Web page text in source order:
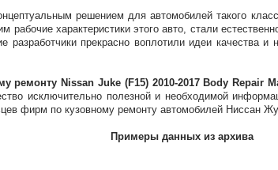
решением для автомобилей такого
рабочие характеристики этого авто, стали
разработчики прекрасно воплотили идеи качества и
ремонту Nissan Juke (F15) 2010-2017 Body Repair
исключительно полезной и необходимой
фирм по кузовному ремонту автомобилей Ниссан
Примеры данных из архива